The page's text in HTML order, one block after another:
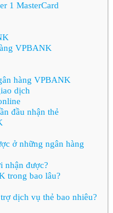
1 MasterCard
VPBANK
hàng VPBANK
dịch
đầu nhận thẻ
ở những ngân hàng
nhận được?
trong bao lâu?
dịch vụ thẻ bao nhiêu?